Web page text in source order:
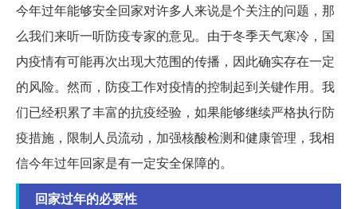
今年过年能够安全回家对许多人来说是个关注的问题，那
么我们来听一听防疫专家的意见。由于冬季天气寒冷，国
内疫情有可能再次出现大范围的传播，因此确实存在一定
的风险。然而，防疫工作对疫情的控制起到关键作用。我
们已经积累了丰富的抗疫经验，如果能够继续严格执行防
疫措施，限制人员流动，加强核酸检测和健康管理，我相
信今年过年回家是有一定安全保障的。
回家过年的必要性